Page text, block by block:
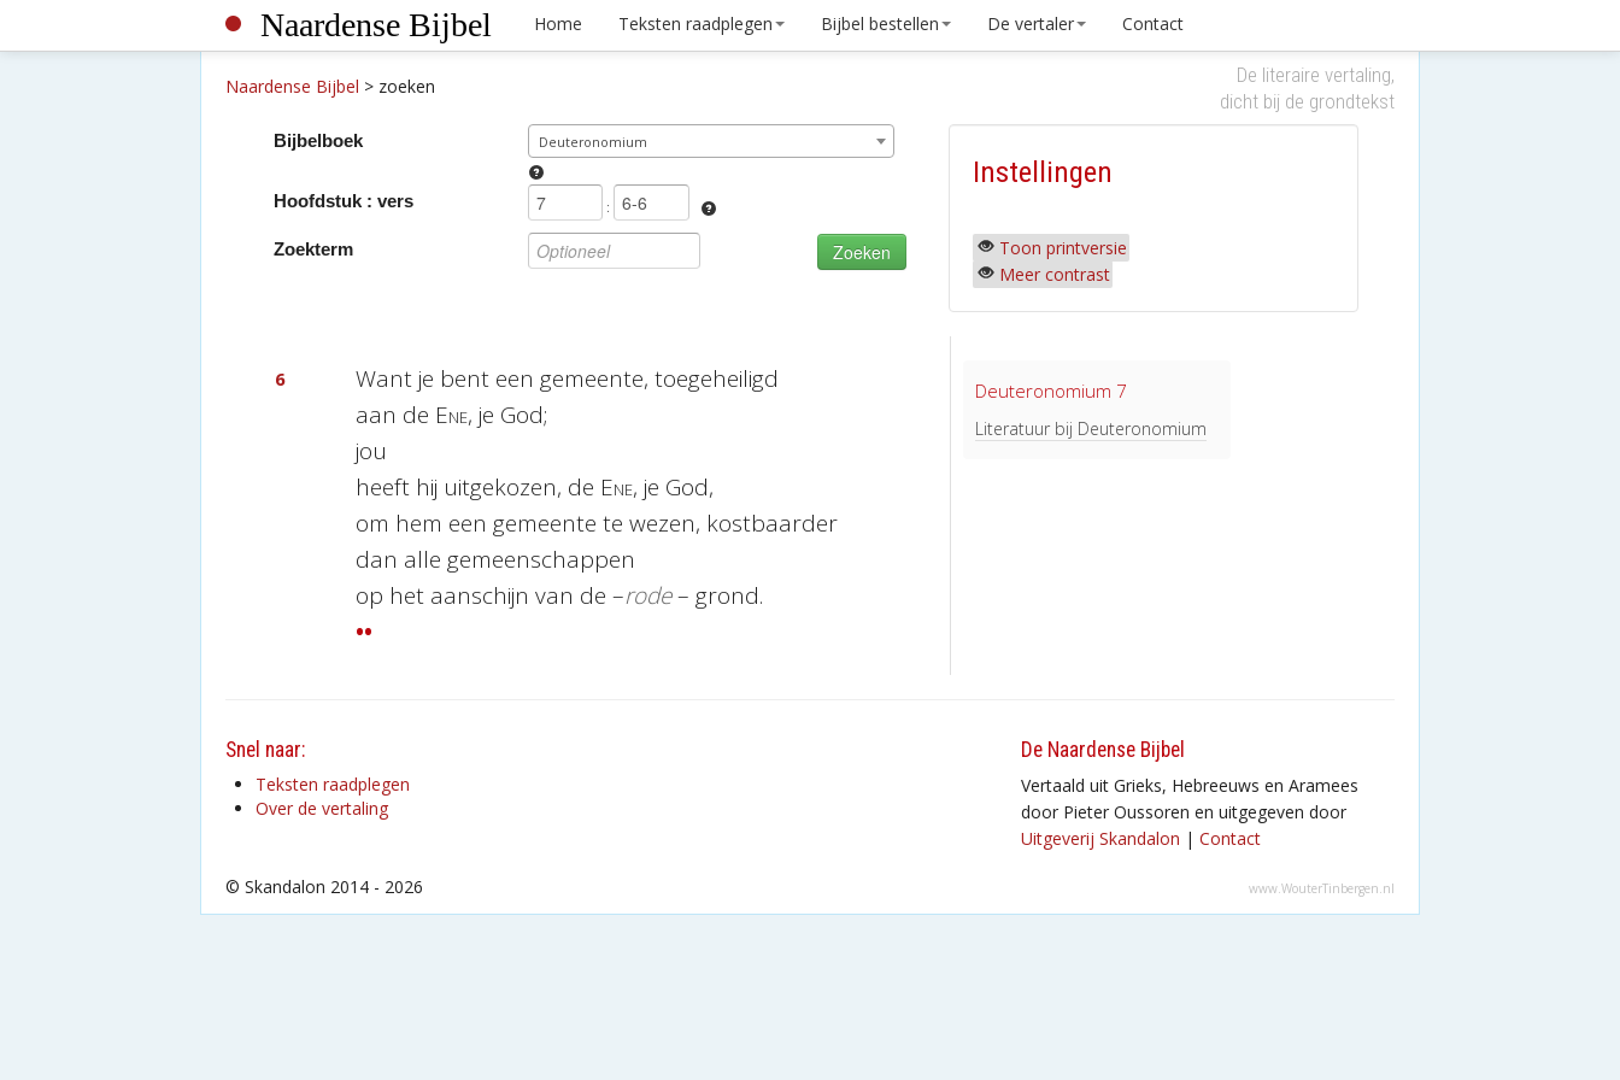
Naardense Bijbel Home Teksten raadplegen Bijbel bestellen De vertaler Contact
De literaire vertaling,
dicht bij de grondtekst
Naardense Bijbel > zoeken
Bijbelboek Deuteronomium
Hoofdstuk : vers :
Zoekterm
Instellingen
Toon printversie
Meer contrast
6
Want je bent een gemeente, toegeheiligd
aan de Ene, je God;
jou
heeft hij uitgekozen, de Ene, je God,
om hem een gemeente te wezen, kostbaarder
dan alle gemeenschappen
op het aanschijn van de –rode– grond.
••
Deuteronomium 7
Literatuur bij Deuteronomium
Snel naar:
Teksten raadplegen
Over de vertaling
De Naardense Bijbel
Vertaald uit Grieks, Hebreeuws en Aramees
door Pieter Oussoren en uitgegeven door
Uitgeverij Skandalon |Contact
www.WouterTinbergen.nl
© Skandalon 2014 - 2026